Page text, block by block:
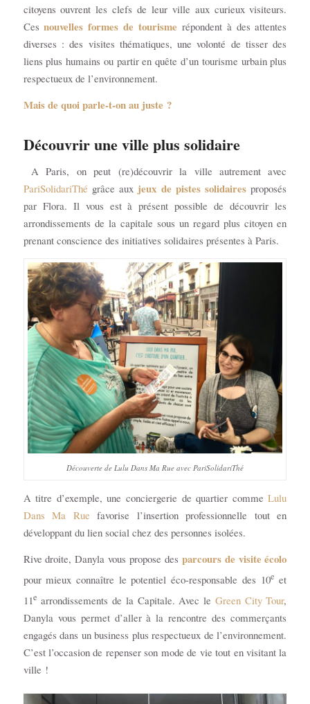
citoyens ouvrent les clefs de leur ville aux curieux visiteurs.
Cesnouvelles formes de tourisme répondent à des attentes
diverses : des visites thématiques, une volonté de tisser des
liens plus humains ou partir en quête d’un tourisme urbain plus
respectueux de l’environnement.
Mais de quoi parle-t-on au juste ?
Découvrir une ville plus solidaire
A Paris, on peut (re)découvrir la ville autrement avec
PariSolidariThé grâce aux jeux de pistes solidaires proposés
par Flora. Il vous est à présent possible de découvrir les
arrondissements de la capitale sous un regard plus citoyen en
prenant conscience des initiatives solidaires présentes à Paris.
Découverte de Lulu Dans Ma Rue avec PariSolidariThé
A titre d’exemple, une conciergerie de quartier commeLulu
Dans Ma Rue favorise l’insertion professionnelle tout en
développant du lien social chez des personnes isolées.
Rive droite, Danyla vous propose des parcours de visite écolo
pour mieux connaître le potentiel éco-responsable des 10e et
11e arrondissements de la Capitale. Avec le Green City Tour,
Danyla vous permet d’aller à la rencontre des commerçants
engagés dans un business plus respectueux de l’environnement.
C’est l’occasion de repenser son mode de vie tout en visitant la
ville !